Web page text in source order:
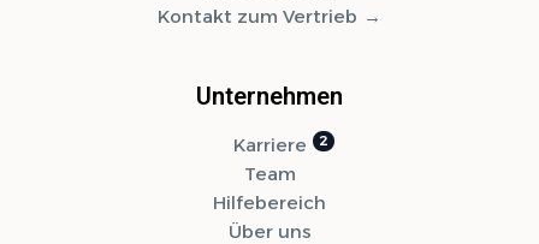
Kontakt zum Vertrieb
Unternehmen
Karriere
Team
Hilfebereich
Über uns